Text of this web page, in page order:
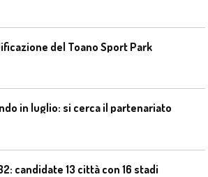
del Toano Sport Park
in luglio: si cerca il partenariato
candidate 13 città con 16 stadi